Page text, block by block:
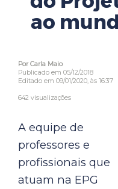
ao
Por Carla Maio
Publicado em 05/12/2018
Editado em 09/01/2020, às 16:37
642 visualizações
A equipe de
professores e
profissionais que
atuam na EPG